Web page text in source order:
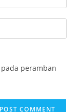
peramban